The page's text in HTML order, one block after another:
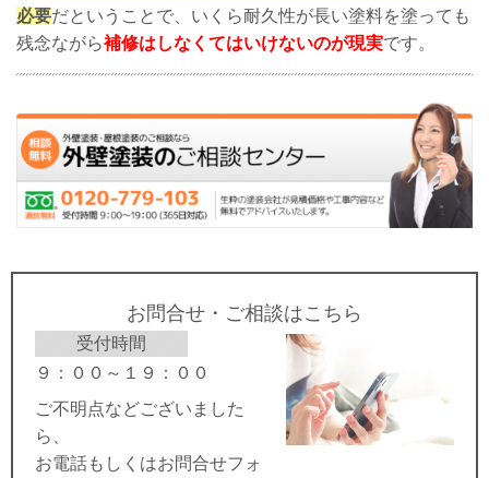
必要だということで、いくら耐久性が長い塗料を塗っても
残念ながら補修はしなくてはいけないのが現実です。
お問合せ・ご相談はこちら
受付時間
９：００～１９：００
ご不明点などございました
ら、
お電話もしくはお問合せフォ